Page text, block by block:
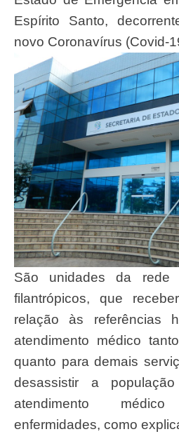
Espírito Santo,
novo Coronavírus (Covid-
São unidades da rede própria e também
filantrópicos, que
relação às referências
atendimento médico
quanto para demais
desassistir a
atendimento
enfermidades, como